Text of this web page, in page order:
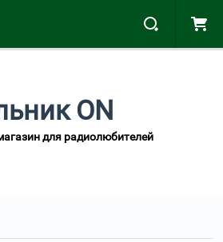
ON
для радиолюбителей